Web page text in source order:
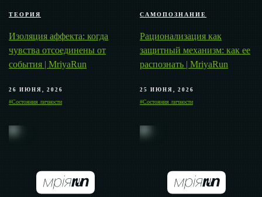
ТЕОРИЯ
Изоляция аффекта: когда
чувства отсоединены от
события | MriyaRun
26 ИЮНЯ, 2026
#Состояния личности
САМОПОЗНАНИЕ
Рационализация как
защитный механизм: как ее
распознать | MriyaRun
25 ИЮНЯ, 2026
#Состояния личности